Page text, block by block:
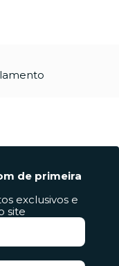
sem Custo
de primeira
exclusivos e
site